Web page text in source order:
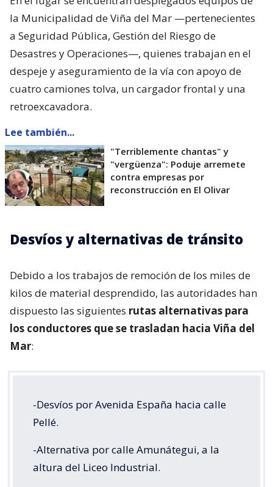
la Municipalidad de Viña del Mar —pertenecientes
a Seguridad Pública, Gestión del Riesgo de
Desastres y Operaciones—, quienes trabajan en el
despeje y aseguramiento de la vía con apoyo de
cuatro camiones tolva, un cargador frontal y una
retroexcavadora.
Lee también...
"Terriblemente chantas" y
"vergüenza": Poduje arremete
contra empresas por
reconstrucción en El Olivar
Desvíos y alternativas de tránsito
Debido a los trabajos de remoción de los miles de
kilos de material desprendido, las autoridades han
dispuesto las siguientes rutas alternativas para
los conductores que se trasladan hacia Viña del
Mar:
-Desvíos por Avenida España hacia calle
Pellé.
-Alternativa por calle Amunátegui, a la
altura del Liceo Industrial.